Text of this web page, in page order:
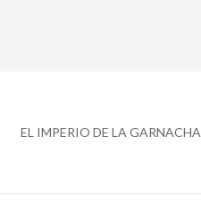
EL IMPERIO DE LA GARNACHA